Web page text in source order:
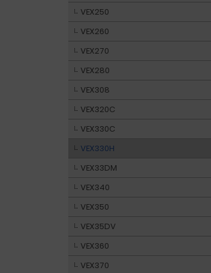
VEX250
VEX260
VEX270
VEX280
VEX308
VEX320C
VEX330C
VEX330H
VEX33DM
VEX340
VEX350
VEX35DV
VEX360
VEX370